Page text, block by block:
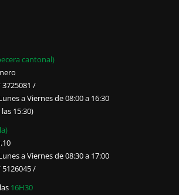
cantonal)
3725081 /
a Viernes de 08:00 a 16:30
15:30)
a Viernes de 08:30 a 17:00
5126045 /
16H30